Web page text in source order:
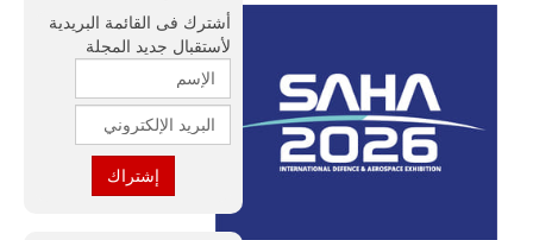
أشترك فى القائمة البريدية
لأستقبال جديد المجلة